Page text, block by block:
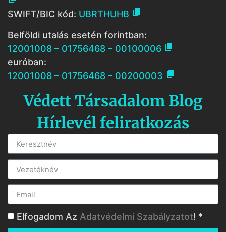
SWIFT/BIC kód: UBRTHUHB 
Belföldi utalás esetén forintban:
12001008 – 01756468 – 00100006 
euróban:
12001008 – 01756468 – 00200003 
Védett Társadalom Blog
Hírlevél feliratkozás
Elfogadom Az Adatvédelmi Szabályzatot! *